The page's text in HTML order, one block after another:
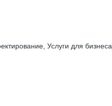
Услуги для бизнеса